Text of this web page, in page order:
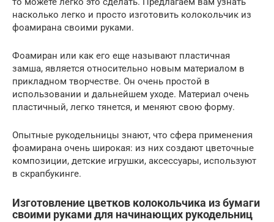
насколько легко и просто изготовить колокольчик из
фоамирана своими руками.
Фоамиран или как его еще называют пластичная
замша, является относительно новым материалом в
прикладном творчестве. Он очень простой в
использовании и дальнейшем уходе. Материал очень
пластичный, легко тянется, и меняют свою форму.
Опытные рукодельницы знают, что сфера применения
фоамирана очень широкая: из них создают цветочные
композиции, детские игрушки, аксессуары, используют
в скрапбукинге.
Изготовление цветков колокольчика из бумаги
своими руками для начинающих рукодельниц